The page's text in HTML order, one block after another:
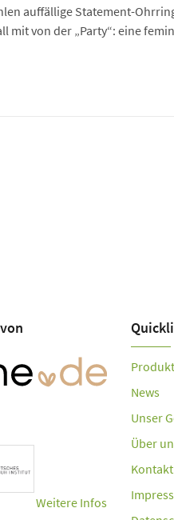
auffällige Statement-
mit von der „Party“: eine
Weitere Infos
News
Unser
Über
Kontakt